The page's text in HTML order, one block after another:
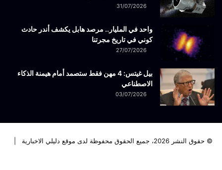
31/07/2026
واحد في المليار.. مرصد هابل يكشف أندر حادث
كوني في تاريخ مجرتنا
27/07/2026
بيل غيتس: 4 مهن فقط ستصمد أمام هيمنة الذكاء
الاصطناعي
03/07/2026
© حقوق النشر 2026، جميع الحقوق محفوظة لدى موقع دليلي الاخبارية |